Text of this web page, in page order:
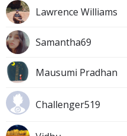
Lawrence Williams
Samantha69
Mausumi Pradhan
Challenger519